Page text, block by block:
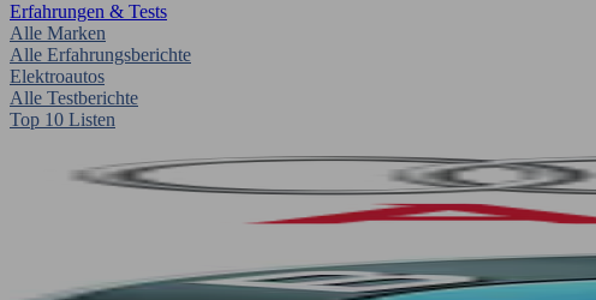
Erfahrungen & Tests
Alle Marken
Alle Erfahrungsberichte
Elektroautos
Alle Testberichte
Top 10 Listen